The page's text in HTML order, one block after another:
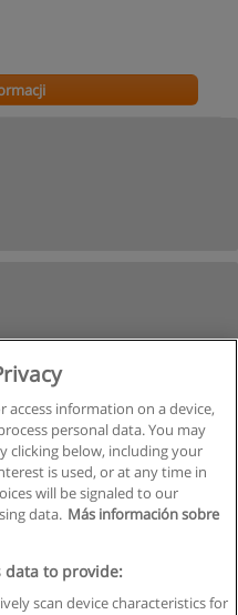
information on a device,
personal data. You may
clicking below, including your
is used, or at any time in
will be signaled to our
data. Más información sobre
to provide:
scan device characteristics for